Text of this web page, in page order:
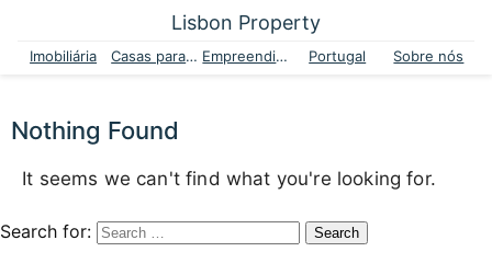
Lisbon Property
Imobiliária Casas para venda Empreendimentos Portugal Sobre nós
Nothing Found
It seems we can't find what you're looking for.
Search for: